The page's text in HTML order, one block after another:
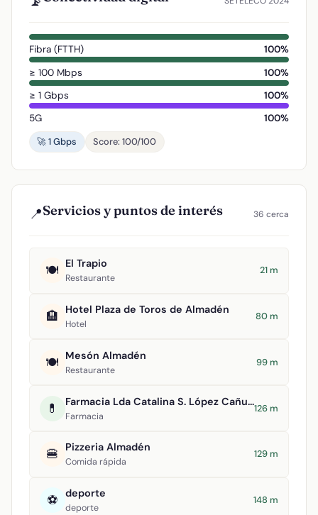
Fibra (FTTH)
100%
≥ 100 Mbps
100%
≥ 1 Gbps
100%
5G
100%
🚀 1 Gbps
Score: 100/100
📍Servicios y puntos de interés 36 cerca
🍽️ El Trapio
Restaurante
21 m
🏨 Hotel Plaza de Toros de Almadén
Hotel
80 m
🍽️ Mesón Almadén
Restaurante
99 m
💊 Farmacia Lda Catalina S. López Cañuelo
Farmacia
126 m
🍔 Pizzeria Almadén
Comida rápida
129 m
⚽ deporte
deporte
148 m